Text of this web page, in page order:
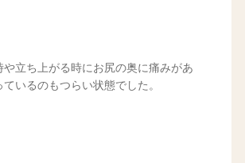
や立ち上がる時にお尻の奥に痛みがあ
ているのもつらい状態でした。